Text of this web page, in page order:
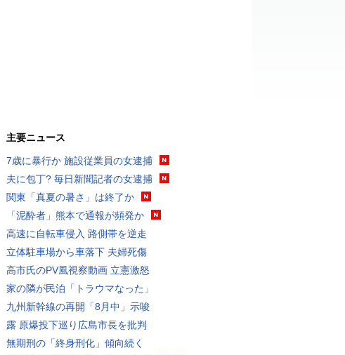
主要ニュース
7歳に暴行か 施設従業員の女逮捕
夫に包丁? 毎日新聞記者の女逮捕
関東「真夏の暑さ」は終了か
「泥酔者」熊本で通報が頻発か
高速に自転車侵入 路側帯を逆走
立体駐車場から車落下 夫婦死傷
高市氏のPV風視察動画 立憲激怒
家の隣が民泊「トラウマなった」
九州新幹線の再開「8月中」示唆
露 原爆投下巡り広島市長を批判
無期刑の「終身刑化」傾向続く